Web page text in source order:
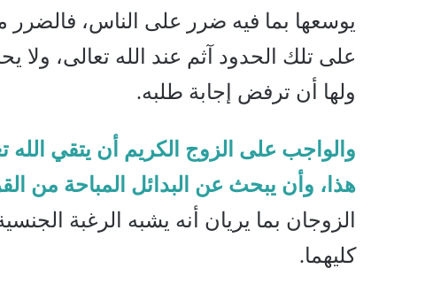
يوسعها بما فيه ضرر على الناس، فالضرر
على تلك الحدود آثم عند الله تعالى،
ولها أن ترفض إجابة طلبه.
والواجب على الزوج الكريم أن يتقي
هذا، وأن يبحث عن البدائل المباحة من
الزوجان بما يريان أنه يشبه الرغبة
كليهما.